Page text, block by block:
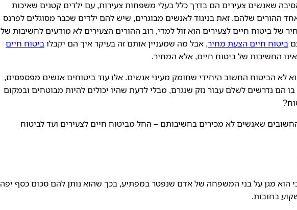
שאנשים צעירים הם בדרך כלל בעלי משפחות צעירות, עם ילדים קטנים שאיכות
ההורים שלהם. זאת בניגוד לאנשים מבוגרים, שיש להם ילדים שכבר מסוגלים לפרנס
של ביטוח חיים לצעירים הוא זול למדי, רוב ההורים הצעירים לא מודעים לחשיבות של
ביטוח חיים הצעת מחיר, אבל מה שמעניין אותם זה בעיקר איך הם יקבלוביטוח חיים
החשיבות של ביטוח חיים, אלא המחיר.
לא הביטוח החשוב היחידי שחומק מעיני אנשים. אלו עוד ביטוחים אנשים מפספסים,
הם נדרשים לשלם עבור נזק שנגרם, מבלי לדעת שהיו יכולים להיות מבוטחים ובמקום
שאנשים לא מכירים בחשיבותם – החל מביטוח חיים לצעירים ועד לביטוח
הוא מגן על בני המשפחה של אדם שנפטר במפתיע, בכך שהוא נותן להם סכום כסף יפה
בחובות.